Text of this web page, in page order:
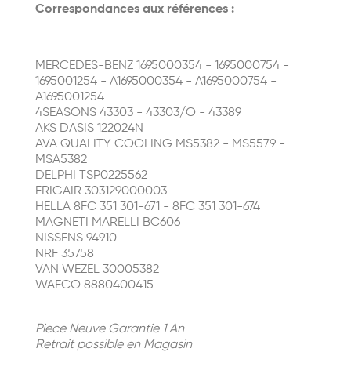
Correspondances aux références :
MERCEDES-BENZ 1695000354 - 1695000754 -
1695001254 - A1695000354 - A1695000754 -
A1695001254
4SEASONS 43303 - 43303/O - 43389
AKS DASIS 122024N
AVA QUALITY COOLING MS5382 - MS5579 -
MSA5382
DELPHI TSP0225562
FRIGAIR 303129000003
HELLA 8FC 351 301-671 - 8FC 351 301-674
MAGNETI MARELLI BC606
NISSENS 94910
NRF 35758
VAN WEZEL 30005382
WAECO 8880400415
Piece Neuve Garantie 1 An
Retrait possible en Magasin